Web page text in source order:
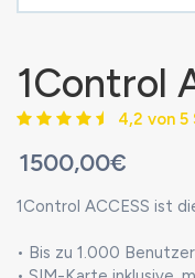
1Control
4,2 von 5
1500,00€
1Control ACCESS ist
• Bis zu 1.000 Benutzer